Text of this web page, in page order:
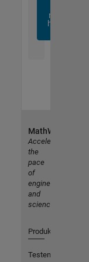
noch
heute
MathWorks
Accelerating
the
pace
of
engineering
and
science
Produkte
Testen oder Kaufen